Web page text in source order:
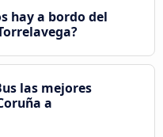
hay a bordo del
las mejores
a